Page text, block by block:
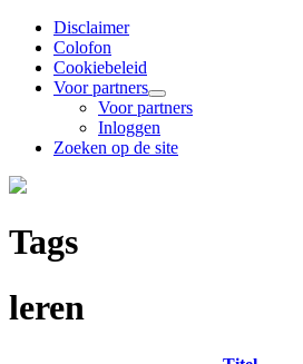
Disclaimer
Colofon
Cookiebeleid
Voor partners
Voor partners
Inloggen
Zoeken op de site
Tags
leren